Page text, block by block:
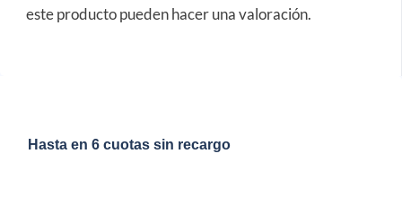
este producto pueden hacer una valoración.
Hasta en 6 cuotas sin recargo